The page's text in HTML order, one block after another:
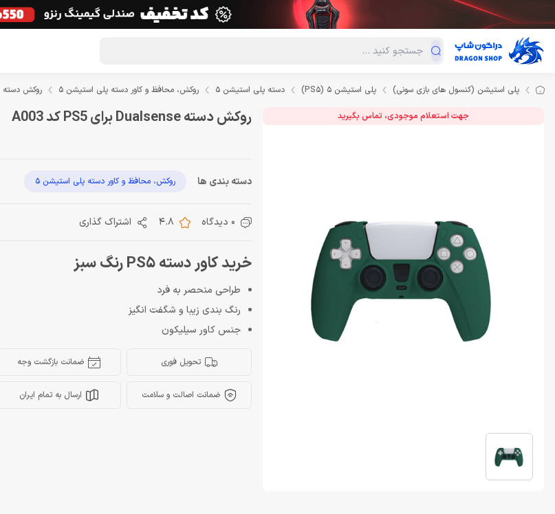
دسته‌بندی محصولات فروش ویژه
پلی استیشن (کنسول های بازی سونی) پلی استیشن 5 (PS5) دسته پلی استیشن 5 روکش، محافظ و کاور دسته پلی استیشن 5 روکش دسته Dualsense برای PS5 کد A003
جهت استعلام موجودی، تماس بگیرید روکش دسته Dualsense برای PS5 کد A003
دسته بندی ها روکش، محافظ و کاور دسته پلی استیشن 5
0 دیدگاه 4.8 اشتراک گذاری
خرید کاور دسته PS5 رنگ سبز
طراحی منحصر به فرد
رنگ بندی زیبا و شگفت انگیز
جنس کاور سیلیکون
تحویل فوری ضمانت بازگشت وجه
ضمانت اصالت و سلامت ارسال به تمام ایران